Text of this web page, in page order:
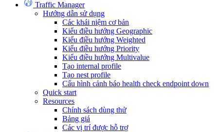
Traffic Manager
Hướng dẫn sử dụng
Các khái niệm cơ bản
Kiểu điều hướng Geographic
Kiểu điều hướng Weighted
Kiểu điều hướng Priority
Kiểu điều hướng Multivalue
Tạo internal profile
Tạo nest profile
Cấu hình cảnh báo health check endpoint down
Quick start
Resources
Chính sách dùng thử
Bảng giá
Các vị trí được hỗ trợ